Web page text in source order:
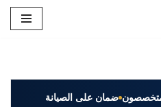
ضمان على الصيانة